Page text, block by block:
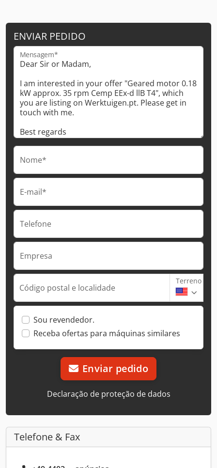
ENVIAR PEDIDO
Mensagem*
Nome*
E-mail*
Telefone
Empresa
Código postal e localidade
Terreno
Sou revendedor.
Receba ofertas para máquinas similares
Enviar pedido
Declaração de proteção de dados
Telefone & Fax